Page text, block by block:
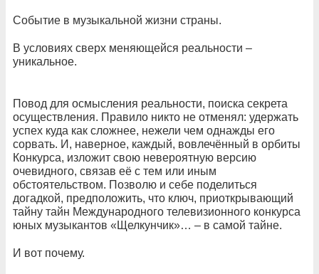
Событие в музыкальной жизни страны.
В условиях сверх меняющейся реальности –
уникальное.
Повод для осмысления реальности, поиска секрета
осуществления. Правило никто не отменял: удержать
успех куда как сложнее, нежели чем однажды его
сорвать. И, наверное, каждый, вовлечённый в орбиты
Конкурса, изложит свою невероятную версию
очевидного, связав её с тем или иным
обстоятельством. Позволю и себе поделиться
догадкой, предположить, что ключ, приоткрывающий
тайну тайн Международного телевизионного конкурса
юных музыкантов «Щелкунчик»… – в самой тайне.
И вот почему.